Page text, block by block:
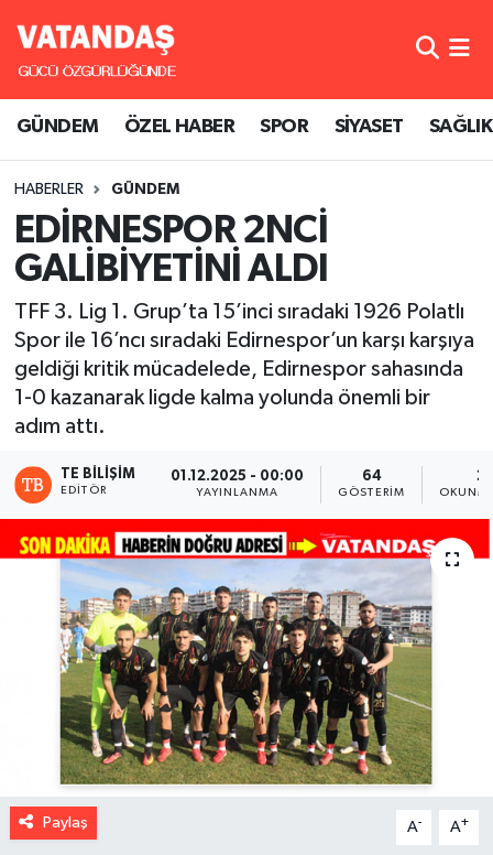
GÜNDEM ÖZEL HABER SPOR SİYASET SAĞLIK
HABERLER GÜNDEM
EDİRNESPOR 2NCİ
GALİBİYETİNİ ALDI
TFF 3. Lig 1. Grup’ta 15’inci sıradaki 1926 Polatlı
Spor ile 16’ncı sıradaki Edirnespor’un karşı karşıya
geldiği kritik mücadelede, Edirnespor sahasında
1-0 kazanarak ligde kalma yolunda önemli bir
adım attı.
TE BILIŞIM
EDITÖR
01.12.2025 - 00:00
YAYINLANMA
64
GÖSTERIM
2
Paylaş A- A+
GÜNDEM
SPOR
SİYASET
SAĞLIK
Hava Durumu
Süper Lig Puan Durumu ve Fikstür
Tüm Manşetler
Son Dakika Haberleri
Haber Arşivi